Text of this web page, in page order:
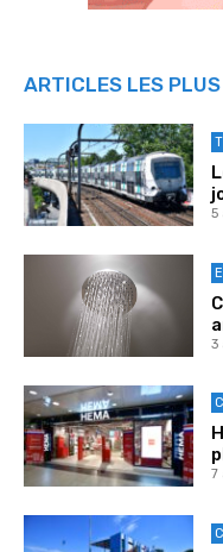
ARTICLES LES
5
3
7